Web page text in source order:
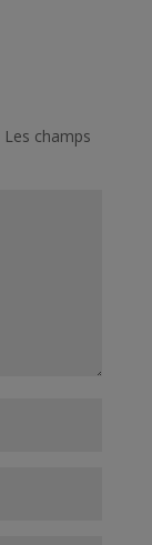
Les champs